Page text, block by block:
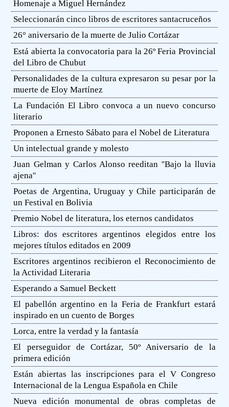
Homenaje a Miguel Hernández
Seleccionarán cinco libros de escritores santacruceños
26° aniversario de la muerte de Julio Cortázar
Está abierta la convocatoria para la 26º Feria Provincial
del Libro de Chubut
Personalidades de la cultura expresaron su pesar por la
muerte de Eloy Martínez
La Fundación El Libro convoca a un nuevo concurso
literario
Proponen a Ernesto Sábato para el Nobel de Literatura
Un intelectual grande y molesto
Juan Gelman y Carlos Alonso reeditan ''Bajo la lluvia
ajena''
Poetas de Argentina, Uruguay y Chile participarán de
un Festival en Bolivia
Premio Nobel de literatura, los eternos candidatos
Libros: dos escritores argentinos elegidos entre los
mejores títulos editados en 2009
Escritores argentinos recibieron el Reconocimiento de
la Actividad Literaria
Esperando a Samuel Beckett
El pabellón argentino en la Feria de Frankfurt estará
inspirado en un cuento de Borges
Lorca, entre la verdad y la fantasía
El perseguidor de Cortázar, 50º Aniversario de la
primera edición
Están abiertas las inscripciones para el V Congreso
Internacional de la Lengua Española en Chile
Nueva edición monumental de obras completas de